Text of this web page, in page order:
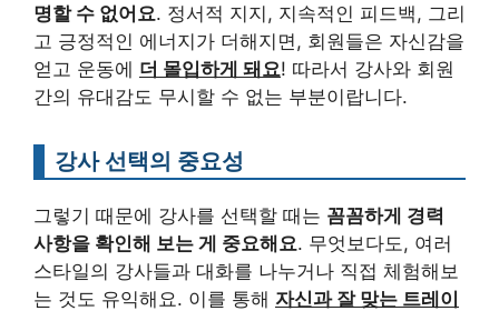
명할 수 없어요. 정서적 지지, 지속적인 피드백, 그리
고 긍정적인 에너지가 더해지면, 회원들은 자신감을
얻고 운동에 더 몰입하게 돼요! 따라서 강사와 회원
간의 유대감도 무시할 수 없는 부분이랍니다.
강사 선택의 중요성
그렇기 때문에 강사를 선택할 때는 꼼꼼하게 경력
사항을 확인해 보는 게 중요해요. 무엇보다도, 여러
스타일의 강사들과 대화를 나누거나 직접 체험해보
는 것도 유익해요. 이를 통해 자신과 잘 맞는 트레이